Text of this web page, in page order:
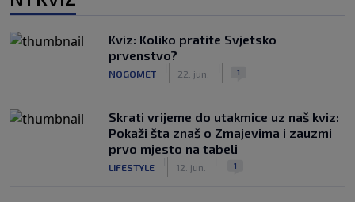
Kviz: Koliko pratite Svjetsko
prvenstvo?
NOGOMET 22. jun. 1
Skrati vrijeme do utakmice uz naš kviz:
Pokaži šta znaš o Zmajevima i zauzmi
prvo mjesto na tabeli
LIFESTYLE 12. jun. 1